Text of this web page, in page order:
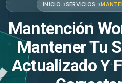
INICIO SERVICIOS
Mantención
Mantener Tu
Actualizado Y